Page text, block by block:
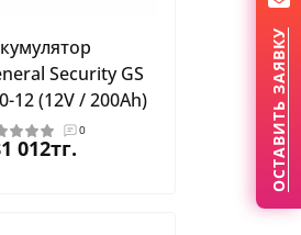
Security GS
12 (12V / 200Ah)
0
012тг. ОСТАВИТЬ ЗАЯВКУ